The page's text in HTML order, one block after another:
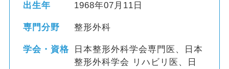
出生年 1968年07月11日
専門分野 整形外科
学会・資格
日本整形外科学会専門医、日本
整形外科学会 リハビリ医、日